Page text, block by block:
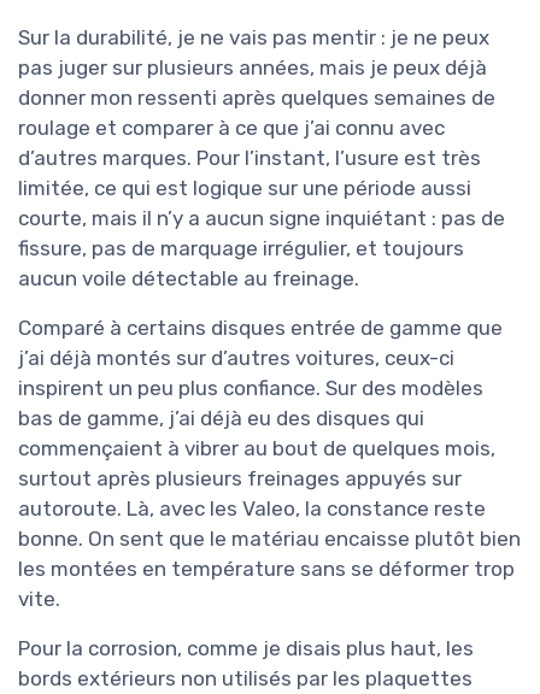
Sur la durabilité, je ne vais pas mentir : je ne peux
pas juger sur plusieurs années, mais je peux déjà
donner mon ressenti après quelques semaines de
roulage et comparer à ce que j’ai connu avec
d’autres marques. Pour l’instant, l’usure est très
limitée, ce qui est logique sur une période aussi
courte, mais il n’y a aucun signe inquiétant : pas de
fissure, pas de marquage irrégulier, et toujours
aucun voile détectable au freinage.
Comparé à certains disques entrée de gamme que
j’ai déjà montés sur d’autres voitures, ceux-ci
inspirent un peu plus confiance. Sur des modèles
bas de gamme, j’ai déjà eu des disques qui
commençaient à vibrer au bout de quelques mois,
surtout après plusieurs freinages appuyés sur
autoroute. Là, avec les Valeo, la constance reste
bonne. On sent que le matériau encaisse plutôt bien
les montées en température sans se déformer trop
vite.
Pour la corrosion, comme je disais plus haut, les
bords extérieurs non utilisés par les plaquettes